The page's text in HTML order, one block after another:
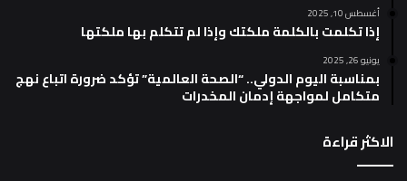
أغسطس 10, 2025
إذا تكلمت بالكلمة ملكتك وإذا لم تتكلم بها ملكتها
يونيو 26, 2025
بمناسبة اليوم الدولي.. “الصحة العالمية” تؤكد ضرورة اتباع نهج
متكامل لمواجهة إدمان المخدرات
الاكثر قراءة